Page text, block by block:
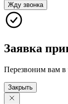
Жду звонка
Заявка
Перезвоним вам в
Закрыть